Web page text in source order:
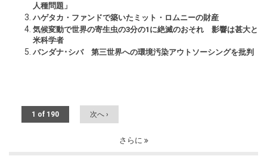
人種問題」
ハゲタカ・ファンドで築いたミット・ロムニーの財産
気候変動で世界の寄生虫の3分の1に絶滅のおそれ 影響は甚大と
米科学者
バンダナ･シバ 第三世界への環境汚染アウトソーシングを批判
1 of 190 次へ ›
さらに